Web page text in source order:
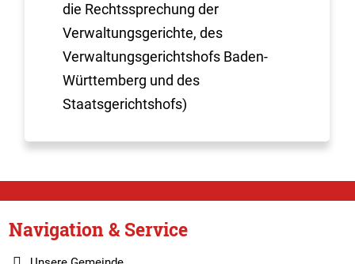
die Rechtssprechung der
Verwaltungsgerichte, des
Verwaltungsgerichtshofs Baden-
Württemberg und des
Staatsgerichtshofs)
Navigation & Service